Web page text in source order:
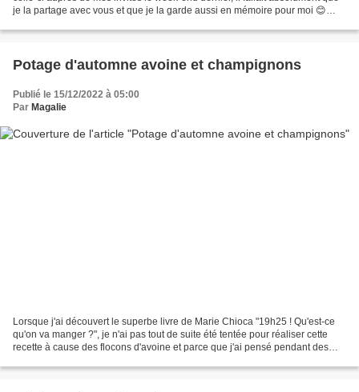
je la partage avec vous et que je la garde aussi en mémoire pour moi 😊
Potage d'automne avoine et champignons
Publié le 15/12/2022 à 05:00
Par Magalie
Lorsque j'ai découvert le superbe livre de Marie Chioca "19h25 ! Qu'est-ce
qu'on va manger ?", je n'ai pas tout de suite été tentée pour réaliser cette
recette à cause des flocons d'avoine et parce que j'ai pensé pendant des